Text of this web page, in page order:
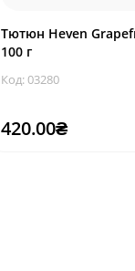
Тютюн Heven
100 г
Код: 03280
420.00₴